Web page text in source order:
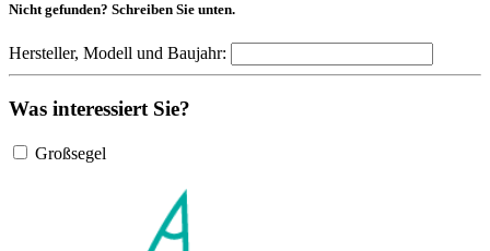
Nicht gefunden? Schreiben Sie unten.
Hersteller, Modell und Baujahr:
Was interessiert Sie?
Großsegel